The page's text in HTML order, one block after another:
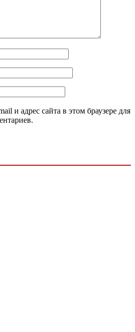
и адрес сайта в этом браузере для